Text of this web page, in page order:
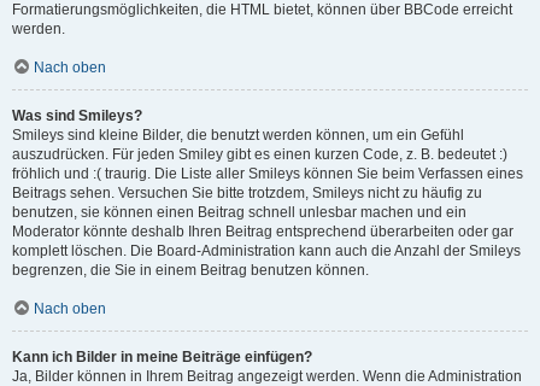
Formatierungsmöglichkeiten, die HTML bietet, können über BBCode erreicht
werden.
Nach oben
Was sind Smileys?
Smileys sind kleine Bilder, die benutzt werden können, um ein Gefühl
auszudrücken. Für jeden Smiley gibt es einen kurzen Code, z. B. bedeutet :)
fröhlich und :( traurig. Die Liste aller Smileys können Sie beim Verfassen eines
Beitrags sehen. Versuchen Sie bitte trotzdem, Smileys nicht zu häufig zu
benutzen, sie können einen Beitrag schnell unlesbar machen und ein
Moderator könnte deshalb Ihren Beitrag entsprechend überarbeiten oder gar
komplett löschen. Die Board-Administration kann auch die Anzahl der Smileys
begrenzen, die Sie in einem Beitrag benutzen können.
Nach oben
Kann ich Bilder in meine Beiträge einfügen?
Ja, Bilder können in Ihrem Beitrag angezeigt werden. Wenn die Administration